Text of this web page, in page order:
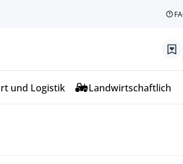
und Logistik Landwirtschaftlich